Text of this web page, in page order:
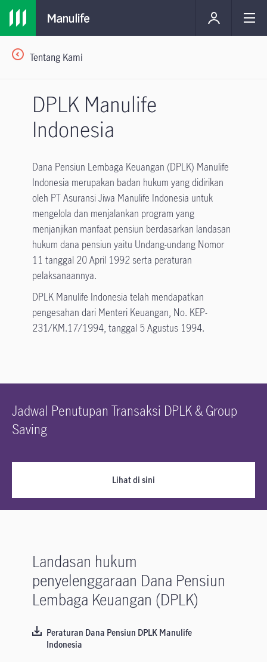
Tentang Kami
DPLK Manulife
Indonesia
Dana Pensiun Lembaga Keuangan (DPLK) Manulife
Indonesia merupakan badan hukum yang didirikan
oleh PT Asuransi Jiwa Manulife Indonesia untuk
mengelola dan menjalankan program yang
menjanjikan manfaat pensiun berdasarkan landasan
hukum dana pensiun yaitu Undang-undang Nomor
11 tanggal 20 April 1992 serta peraturan
pelaksanaannya.
DPLK Manulife Indonesia telah mendapatkan
pengesahan dari Menteri Keuangan, No. KEP-
231/KM.17/1994, tanggal 5 Agustus 1994.
Jadwal Penutupan Transaksi DPLK & Group
Saving
Lihat di sini
Landasan hukum
penyelenggaraan Dana Pensiun
Lembaga Keuangan (DPLK)
Peraturan Dana Pensiun DPLK Manulife
Indonesia